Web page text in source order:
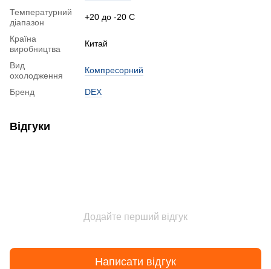
Температурний
діапазон
+20 до -20 С
Країна
виробництва
Китай
Вид
охолодження
Компресорний
Бренд DEX
Відгуки
Додайте перший відгук
Написати відгук